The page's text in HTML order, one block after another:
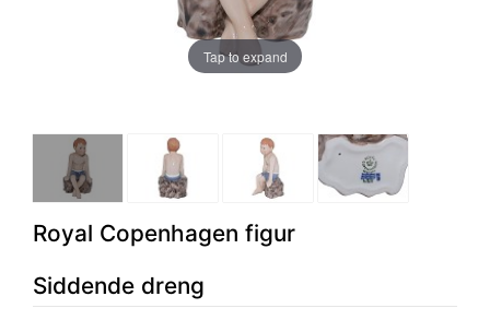
Tap to expand
Royal Copenhagen figur
Siddende dreng